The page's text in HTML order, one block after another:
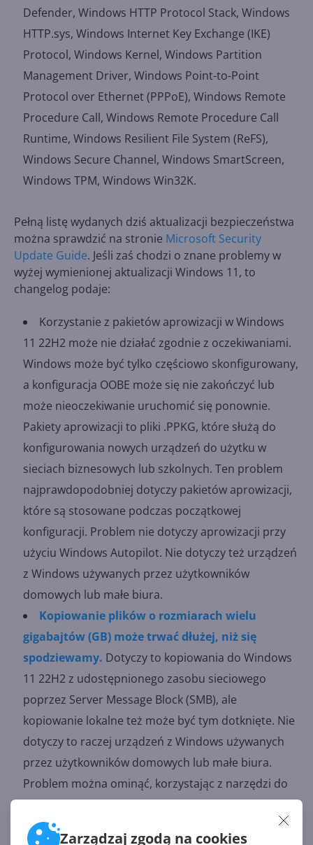
Zarządzaj zgodą na cookies
Defender, Windows HTTP Protocol Stack, Windows
HTTP.sys, Windows Internet Key Exchange (IKE)
Protocol, Windows Kernel, Windows Partition
Management Driver, Windows Point-to-Point
Protocol over Ethernet (PPPoE), Windows Remote
Procedure Call, Windows Remote Procedure Call
Runtime, Windows Resilient File System (ReFS),
Windows Secure Channel, Windows SmartScreen,
Windows TPM, Windows Win32K.
Pełną listę wydanych dziś aktualizacji bezpieczeństwa
można sprawdzić na stronie Microsoft Security
Update Guide. Jeśli zaś chodzi o znane problemy w
wyżej wymienionej aktualizacji Windows 11, to
changelog podaje:
Korzystanie z pakietów aprowizacji w Windows
11 22H2 może nie działać zgodnie z oczekiwaniami.
Windows może być tylko częściowo skonfigurowany,
a konfiguracja OOBE może się nie zakończyć lub
może nieoczekiwanie uruchomić się ponownie.
Pakiety aprowizacji to pliki .PPKG, które służą do
konfigurowania nowych urządzeń do użytku w
sieciach biznesowych lub szkolnych. Ten problem
najprawdopodobniej dotyczy pakietów aprowizacji,
które są stosowane podczas początkowej
konfiguracji. Problem nie dotyczy aprowizacji przy
użyciu Windows Autopilot. Nie dotyczy też urządzeń
z Windows używanych przez użytkowników
domowych lub małe biura.
Kopiowanie plików o rozmiarach wielu
gigabajtów (GB) może trwać dłużej, niż się
spodziewamy. Dotyczy to kopiowania do Windows
11 22H2 z udostępnionego zasobu sieciowego
poprzez Server Message Block (SMB), ale
kopiowanie lokalne też może być tym dotknięte. Nie
dotyczy to raczej urządzeń z Windows używanych
przez użytkowników domowych lub małe biura.
Problem można ominąć, korzystając z narzędzi do
kopiowania, które nie używają menedżera pamięci
podręcznej (buforowane I/O). Można to zrobić za